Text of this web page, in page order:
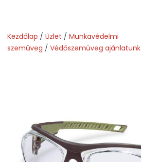
Kezdőlap / Üzlet / Munkavédelmi
szemüveg / Védőszemüveg ajánlatunk